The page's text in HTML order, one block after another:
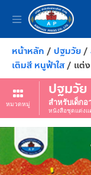
หน้าหลัก / ปฐมวัย/
เติมสี หนูฟ้าใส/ แต่ง
หมวดหมู่
ปฐมวัย
สำหรับเด็กอ
หนังสือชุดแต่งแ